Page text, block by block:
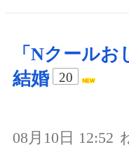
「Nクール
結婚
20
08月10日 12:52